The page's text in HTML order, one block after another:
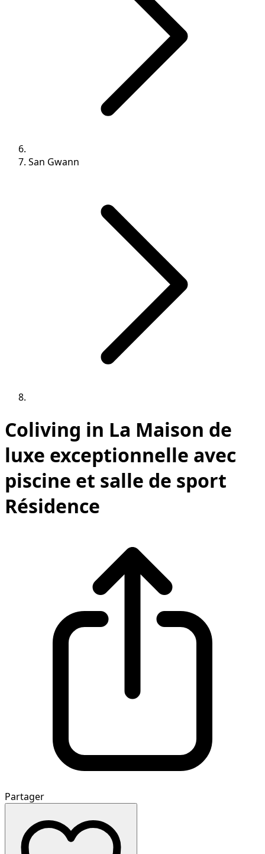
San Gwann
Coliving in La Maison de
luxe exceptionnelle avec
piscine et salle de sport
Résidence
Partager